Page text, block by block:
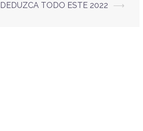
DEDUZCA TODO ESTE 2022 ⟶